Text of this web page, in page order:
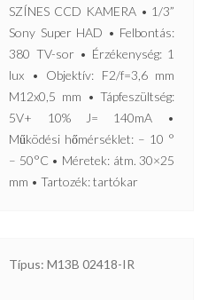
SZÍNES CCD KAMERA • 1/3”
Sony Super HAD • Felbontás:
380 TV-sor • Érzékenység: 1
lux • Objektív: F2/f=3,6 mm
M12x0,5 mm • Tápfeszültség:
5V+ 10% J= 140mA •
Működési hőmérséklet: – 10 °
– 50°C • Méretek: átm. 30×25
mm • Tartozék: tartókar
Típus: M13B 02418-IR